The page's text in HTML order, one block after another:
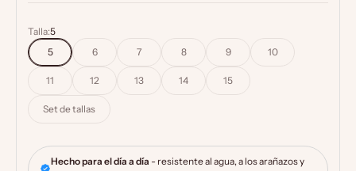
Talla:5
5
6 7 8 9 10
11 12 13 14 15
Set de tallas